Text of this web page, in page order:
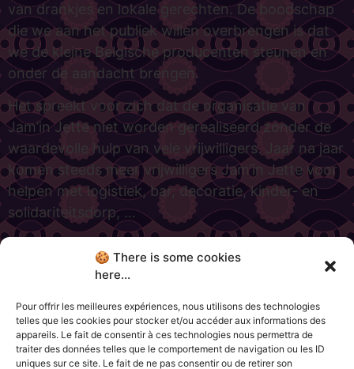
🍪 There is some cookies
here...
Pour offrir les meilleures expériences, nous utilisons des technologies
telles que les cookies pour stocker et/ou accéder aux informations des
appareils. Le fait de consentir à ces technologies nous permettra de
traiter des données telles que le comportement de navigation ou les ID
uniques sur ce site. Le fait de ne pas consentir ou de retirer son
van drankjes en lokale gerechten. De boodschap
die we aan het publiek willen overbrengen is dat
we de kleine Belgische producenten steunen en
onder de aandacht brengen.
Het spreekt voor zich dat de organisatie van
Jam’in Jette niet worden gerealiseerd zonder de
waardevolle hulp van vele vrijwilligers. Jaar na jaar
komen steeds meer vrijwilligers Jam’in Jette voor
helpen met logistiek, bar, decoratie, kinder- en
solidariteitsdorp, …
langer dan dit. Meer informatie over de
u hier. En aarzel niet om ons charter voor
engagement te raadplegen:
https://jaminjette.be/le-jam-in-jette-sengage/